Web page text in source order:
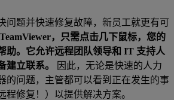
问题并快速修复故障，新员工就更有可
，只需点击几下鼠标，您的
助。它允许远程团队领导和 IT 支持人
建立联系。
因此，无论是快速的人力
的问题，主管都可以看到正在发生的事
程修复！）以提供解决方案。